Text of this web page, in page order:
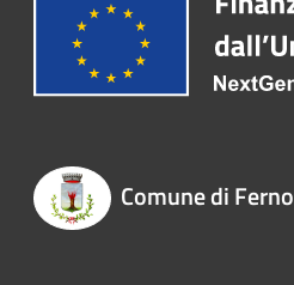
Comune di Ferno